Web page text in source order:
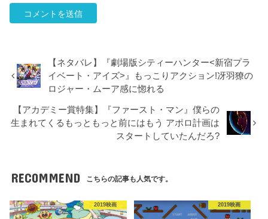
【ネタバレ】『劇場版シティーハンター<新宿プラ
イベート・アイズ>』もっこりアクション!冴羽獠の
ロジャー・ムーア感に惚れる
【アカデミー賞特集】『ファースト・マン』僕らの
生まれてくるもっともっと前にはもう アポロ計画は
スタートしていたんだろ?
RECOMMEND こちらの記事も人気です。
2019映画 2019映画